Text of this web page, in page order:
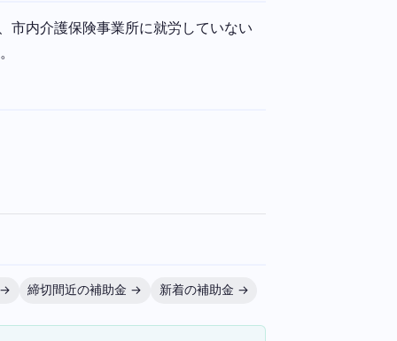
市内介護保険事業所に就労していない
→ 締切間近の補助金 → 新着の補助金 →